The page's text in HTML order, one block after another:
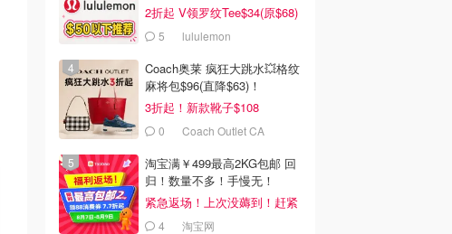
2折起 V领罗纹Tee$34(原$68)
5 lululemon
Coach奥莱 疯狂大跳水💥格纹
麻将包$96(直降$63)！
3折起！新款靴子$108
0 Coach Outlet CA
淘宝满￥499最高2KG包邮 回
归！数量不多！手慢无！
紧急返场！上次没薅到！赶紧
冲 4 淘宝网